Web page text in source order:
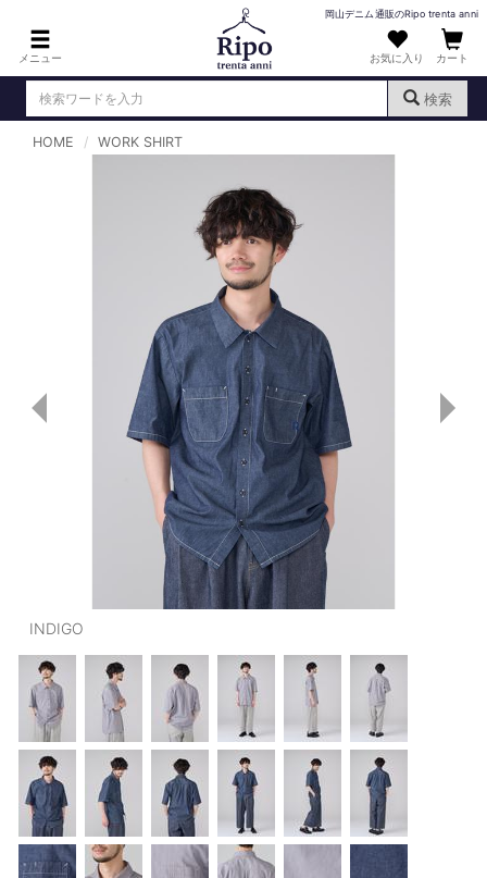
メニュー
岡山デニム通販のRipo trenta anni
お気に入り カート
検索
TOPS : トップス
T-SHIRT : Tシャツ
KNIT : ニット
SHIRT : シャツ
OUTERS : アウター
LADIES : レディース
DENIM : デニム
PANTS/SKIRT : パンツ・スカート
TOPS : トップス
OUTERS : アウター
OUTLET : アウトレット
MENS : メンズ
LADIES : レディース
HOME WORK SHIRT
INDIGO